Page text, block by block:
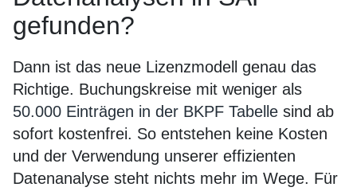
gefunden?
Dann ist das neue Lizenzmodell genau das
Richtige. Buchungskreise mit weniger als
50.000 Einträgen in der BKPF Tabelle sind ab
sofort kostenfrei. So entstehen keine Kosten
und der Verwendung unserer effizienten
Datenanalyse steht nichts mehr im Wege. Für